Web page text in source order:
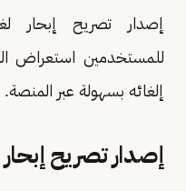
إصدار تصريح إبحار
للمستخدمين استعراض
إلغائه بسهولة عبر المنصة.
إصدار تصريح